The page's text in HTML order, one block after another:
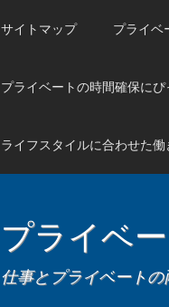
サイトマップ プライベ
プライベートの時間確保に
ライフスタイルに合わせた働
プライベ
仕事とプライベート